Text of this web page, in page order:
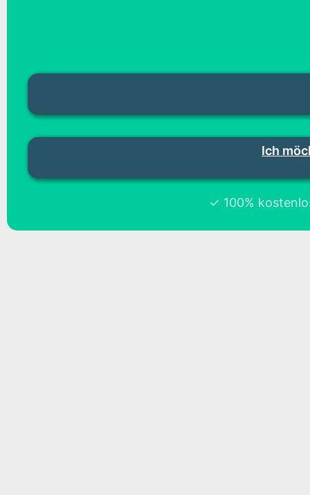
Ich
✓ 100%